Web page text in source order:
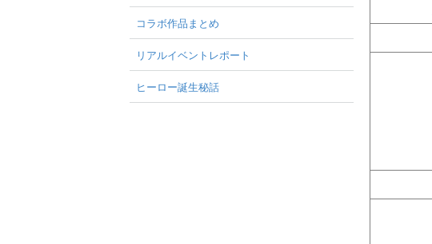
コラボ作品まとめ
リアルイベントレポート
ヒーロー誕生秘話